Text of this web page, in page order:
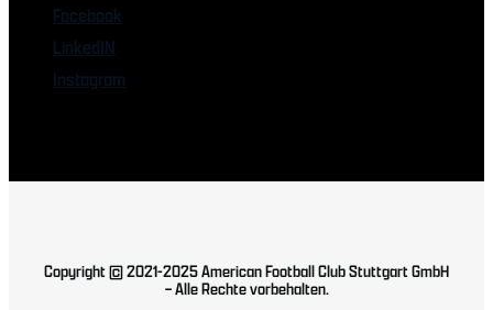
Facebook
LinkedIN
Instagram
Copyright © 2021-2025 American Football Club Stuttgart GmbH
– Alle Rechte vorbehalten.